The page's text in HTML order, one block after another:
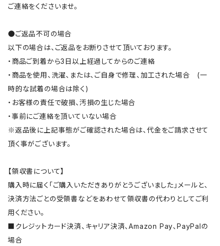
ご連絡をくださいませ。
●ご返品不可の場合
以下の場合は、ご返品をお断りさせて頂いております。
・商品ご到着から3日以上経過してからのご連絡
・商品を使用、洗濯、または、ご自身で修理、加工された場合 (一
時的な試着の場合は除く)
・お客様の責任で破損、汚損の生じた場合
・事前にご連絡を頂いていない場合
※返品後に上記事態がご確認された場合は、代金をご請求させて
頂く事がございます。
【領収書について】
購入時に届く「ご購入いただきありがとうございました」メールと、
決済方法ごとの受領書などをあわせて領収書の代わりとしてご利
用ください。
■クレジットカード決済、キャリア決済、Amazon Pay、PayPalの
場合